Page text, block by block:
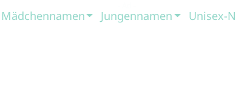
Mädchennamen Jungennamen Unisex-